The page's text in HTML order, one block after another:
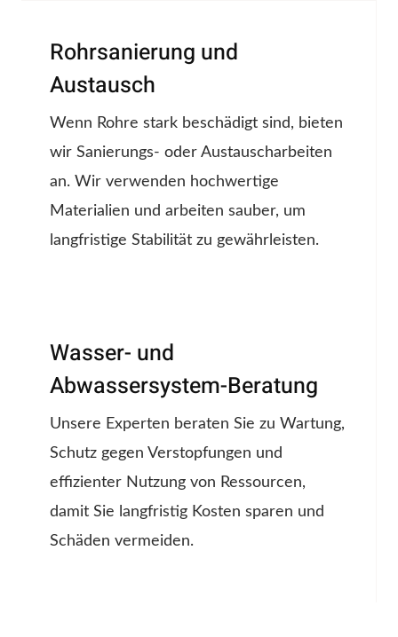
Rohrsanierung und
Austausch
Wenn Rohre stark beschädigt sind, bieten
wir Sanierungs- oder Austauscharbeiten
an. Wir verwenden hochwertige
Materialien und arbeiten sauber, um
langfristige Stabilität zu gewährleisten.
Wasser- und
Abwassersystem-Beratung
Unsere Experten beraten Sie zu Wartung,
Schutz gegen Verstopfungen und
effizienter Nutzung von Ressourcen,
damit Sie langfristig Kosten sparen und
Schäden vermeiden.